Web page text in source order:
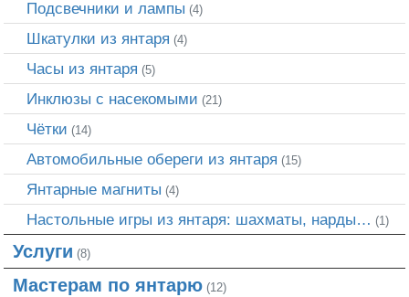
Подсвечники и лампы (4)
Шкатулки из янтаря (4)
Часы из янтаря (5)
Инклюзы с насекомыми (21)
Чётки (14)
Автомобильные обереги из янтаря (15)
Янтарные магниты (4)
Настольные игры из янтаря: шахматы, нарды… (1)
Услуги (8)
Мастерам по янтарю (12)